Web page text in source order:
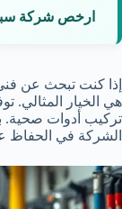
ارخص شركة
إذا كنت تبحث عن
هي الخيار المثالي.
تركيب أدوات صحية.
الشركة في الحفاظ